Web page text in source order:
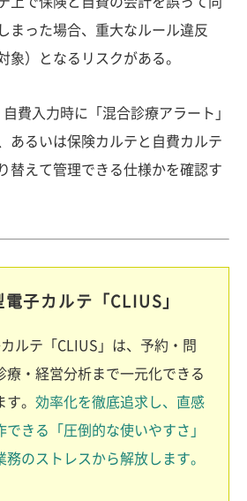
まった場合、重大なルール違反
象）となるリスクがある。
費入力時に「混合診療アラート」
あるいは保険カルテと自費カルテ
替えて管理できる仕様かを確認す
子カルテ「CLIUS」
ルテ「CLIUS」は、予約・問
療・経営分析まで一元化できる
。 効率化を徹底追求し、直感
できる「圧倒的な使いやすさ」
務のストレスから解放します。